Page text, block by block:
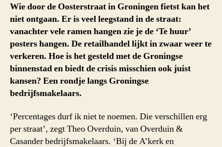
Wie door de Oosterstraat in Groningen fietst kan het
niet ontgaan. Er is veel leegstand in de straat:
vanachter vele ramen hangen zie je de ‘Te huur’
posters hangen. De retailhandel lijkt in zwaar weer te
verkeren. Hoe is het gesteld met de Groningse
binnenstad en biedt de crisis misschien ook juist
kansen? Een rondje langs Groningse
bedrijfsmakelaars.
‘Percentages durf ik niet te noemen. Die verschillen erg
per straat’, zegt Theo Overduin, van Overduin &
Casander bedrijfsmakelaars. ‘Bij de A’kerk en